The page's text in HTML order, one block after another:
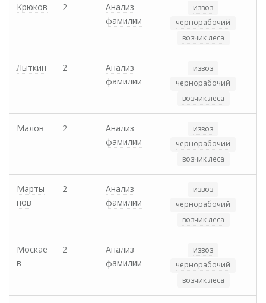
Крюков 2
Анализ
фамилии
извоз
чернорабочий
возчик леса
Лыткин 2
Анализ
фамилии
извоз
чернорабочий
возчик леса
Малов 2
Анализ
фамилии
извоз
чернорабочий
возчик леса
Марты
нов
2
Анализ
фамилии
извоз
чернорабочий
возчик леса
Москае
в
2
Анализ
фамилии
извоз
чернорабочий
возчик леса